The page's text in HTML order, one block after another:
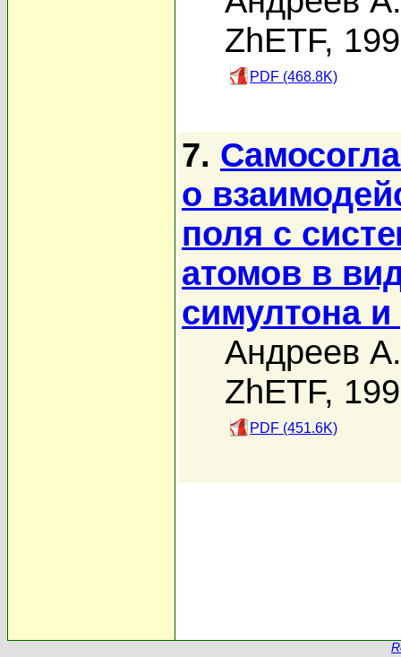
ZhETF,
PDF (468.8K)
7.
о
поля с
атомов в
симултона
Андреев
ZhETF,
PDF (451.6K)